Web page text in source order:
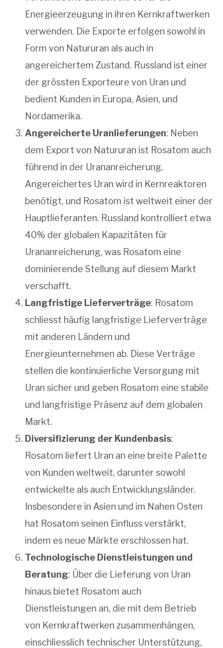
Energieerzeugung in ihren Kernkraftwerken
verwenden. Die Exporte erfolgen sowohl in
Form von Natururan als auch in
angereichertem Zustand. Russland ist einer
der grössten Exporteure von Uran und
bedient Kunden in Europa, Asien, und
Nordamerika.
Angereicherte Uranlieferungen: Neben
dem Export von Natururan ist Rosatom auch
führend in der Urananreicherung.
Angereichertes Uran wird in Kernreaktoren
benötigt, und Rosatom ist weltweit einer der
Hauptlieferanten. Russland kontrolliert etwa
40% der globalen Kapazitäten für
Urananreicherung, was Rosatom eine
dominierende Stellung auf diesem Markt
verschafft.
Langfristige Lieferverträge: Rosatom
schliesst häufig langfristige Lieferverträge
mit anderen Ländern und
Energieunternehmen ab. Diese Verträge
stellen die kontinuierliche Versorgung mit
Uran sicher und geben Rosatom eine stabile
und langfristige Präsenz auf dem globalen
Markt.
Diversifizierung der Kundenbasis:
Rosatom liefert Uran an eine breite Palette
von Kunden weltweit, darunter sowohl
entwickelte als auch Entwicklungsländer.
Insbesondere in Asien und im Nahen Osten
hat Rosatom seinen Einfluss verstärkt,
indem es neue Märkte erschlossen hat.
Technologische Dienstleistungen und
Beratung: Über die Lieferung von Uran
hinaus bietet Rosatom auch
Dienstleistungen an, die mit dem Betrieb
von Kernkraftwerken zusammenhängen,
einschliesslich technischer Unterstützung,